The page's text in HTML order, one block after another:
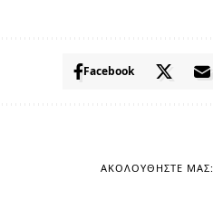
Facebook
ΑΚΟΛΟΥΘΉΣΤΕ ΜΑΣ: